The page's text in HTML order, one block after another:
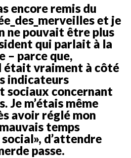
encore remis du
et je
ne pouvait être plus
qui parlait à la
– parce que,
était vraiment à côté
indicateurs
sociaux concernant
Je m’étais même
avoir réglé mon
temps
d’attendre
passe.